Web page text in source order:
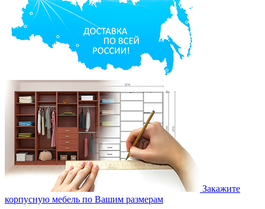
Закажите
корпусную мебель по Вашим размерам